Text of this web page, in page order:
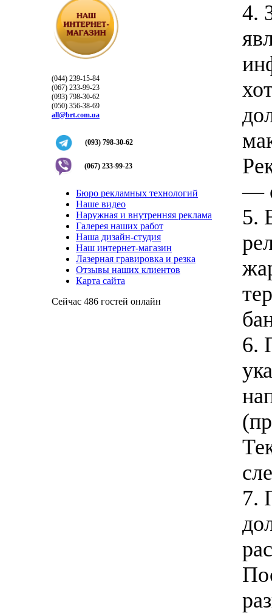
(044) 239-15-84
(067) 233-99-23
(093) 798-30-62
(050) 356-38-69
all@brt.com.ua
(093) 798-30-62
(067) 233-99-23
Бюро рекламных технологий
Наше видео
Наружная и внутренняя реклама
Галерея наших работ
Наша дизайн-студия
Наш интернет-магазин
Лазерная гравировка и резка
Отзывы наших клиентов
Карта сайта
Сейчас 486 гостей онлайн
4.
—
5.
6.
7.